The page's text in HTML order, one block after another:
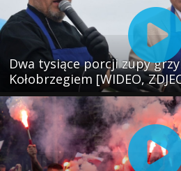
Dwa tysiące porcji zupy
Kołobrzegiem [WIDEO,